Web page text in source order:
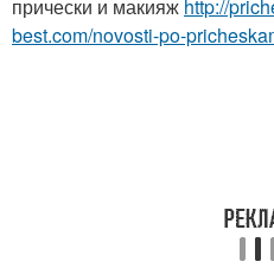
прически и макияж http://
best.com/novosti-po-